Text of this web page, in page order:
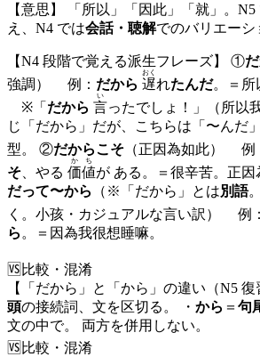
【意思】 「所以」「因此」「就」。
え、N4 では会話・聴解でのバリエーシ
【N4 段階で覚える派生フレーズ】 ①
強調） 例： だから 遅
おく
れたんだ。＝所
※「 だから 言
い
ったでしょ！」（所以
じ「だから」だが、こちらは「〜んだ
型。 ②だからこそ （正因為如此） 例
そ 、やる 価値
かち
が ある。＝很辛苦。正
だって〜から
（※「だから」とは別語
く。小孩・カジュアルな言い訳） 例：
ら 。＝因為我很想睡嘛。
🆚 比較・混淆
【「だから」と「から」の違い（N5 復
頭の接続詞、文を区切る。 ・ から ＝ 句
文の中で。 両方を併用しない。
🆚 比較・混淆